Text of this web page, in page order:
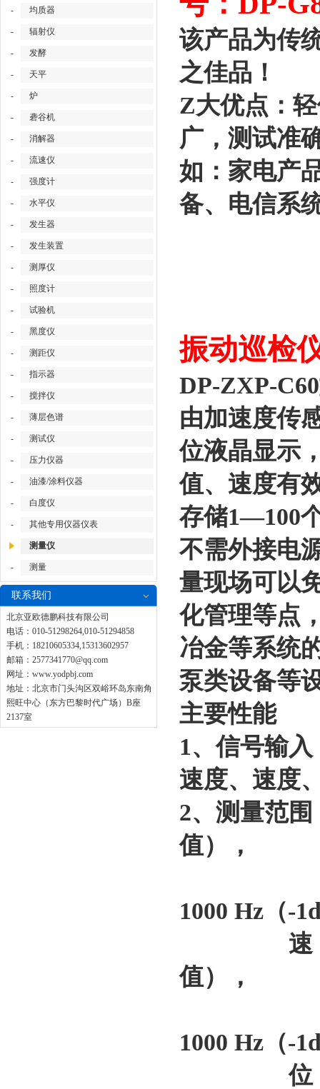
- 均质器
- 辐射仪
- 发酵
- 天平
- 炉
- 砻谷机
- 消解器
- 流速仪
- 强度计
- 水平仪
- 发生器
- 发生装置
- 测厚仪
- 照度计
- 试验机
- 黑度仪
- 测距仪
- 指示器
- 搅拌仪
- 薄层色谱
- 测试仪
- 压力仪器
- 油漆/涂料仪器
- 白度仪
- 其他专用仪器仪表
测量仪
- 测量
联系我们
北京亚欧德鹏科技有限公司
电话：010-51298264,010-51294858
手机：18210605334,15313602957
邮箱： 2577341770@qq.com
网址： www.yodpbj.com
地址：北京市门头沟区双峪环岛东南角
熙旺中心（东方巴黎时代广场）B座
2137室
该产品为传
之佳品！
Z大优点：
广，测试准
如：家电产
备、电信系
振动巡检
DP-ZXP-
由加速度传
位液晶显示
值、速度有
存储1—100
不需外接电
量现场可以
化管理等点
冶金等系统
泵类设备等
主要性能
1、信号输
速度、速度
2、测量范围
值），
1000 Hz（-
速 度：
值），
1000 Hz（-
位 移：1